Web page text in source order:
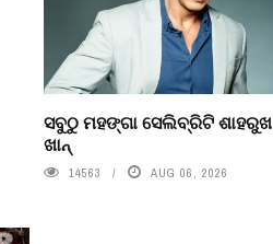
ସବୁଠୁ ମହଙ୍ଗା ସେଲିବ୍ରିଟି ଶାହରୁଖ
ଖାନ୍
14563 AUG 06, 2026